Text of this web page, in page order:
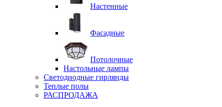
Настенные
Фасадные
Потолочные
Настольные лампы
Светодиодные гирлянды
Теплые полы
РАСПРОДАЖА